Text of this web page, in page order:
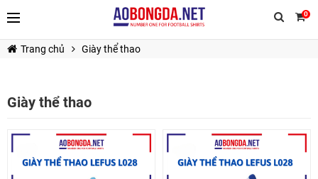
0
TIẾP TỤC MUA HÀNG
Trang chủ Giày thể thao
Giày thể thao